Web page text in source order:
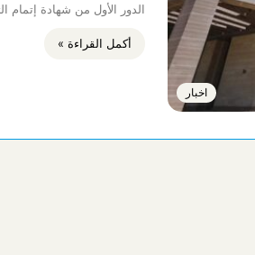
اخبار
الدور الأول من شهادة إتمام
أكمل القراءة »